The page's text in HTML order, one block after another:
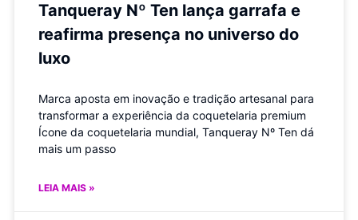
Tanqueray Nº Ten lança garrafa e
reafirma presença no universo do
luxo
Marca aposta em inovação e tradição artesanal para
transformar a experiência da coquetelaria premium
Ícone da coquetelaria mundial, Tanqueray Nº Ten dá
mais um passo
LEIA MAIS »